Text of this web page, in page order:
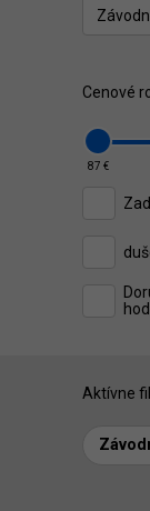
Cenové
87 €
Aktívne